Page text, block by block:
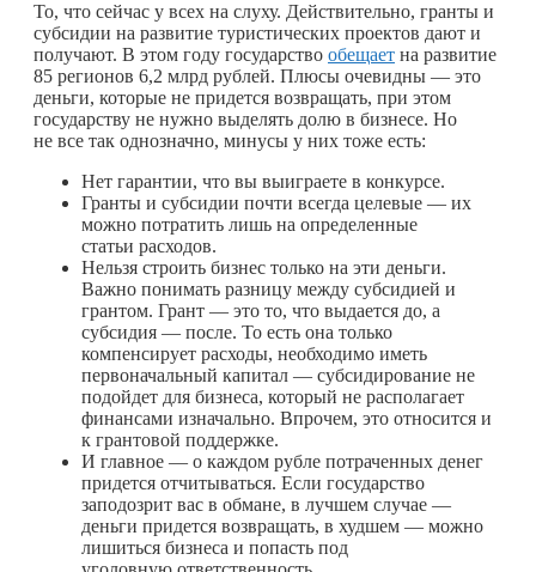
То, что сейчас у всех на слуху. Действительно, гранты и
субсидии на развитие туристических проектов дают и
получают. В этом году государство обещает на развитие
85 регионов 6,2 млрд рублей. Плюсы очевидны — это
деньги, которые не придется возвращать, при этом
государству не нужно выделять долю в бизнесе. Но
не все так однозначно, минусы у них тоже есть:
Нет гарантии, что вы выиграете в конкурсе.
Гранты и субсидии почти всегда целевые — их
можно потратить лишь на определенные
статьи расходов.
Нельзя строить бизнес только на эти деньги.
Важно понимать разницу между субсидией и
грантом. Грант — это то, что выдается до, а
субсидия — после. То есть она только
компенсирует расходы, необходимо иметь
первоначальный капитал — субсидирование не
подойдет для бизнеса, который не располагает
финансами изначально. Впрочем, это относится и
к грантовой поддержке.
И главное — о каждом рубле потраченных денег
придется отчитываться. Если государство
заподозрит вас в обмане, в лучшем случае —
деньги придется возвращать, в худшем — можно
лишиться бизнеса и попасть под